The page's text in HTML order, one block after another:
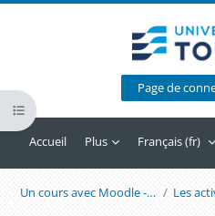
Page de
Accueil Plus Français ‎(fr)‎
Ouvrir l’index du cours
Un cours avec Moodle - Format Thématique